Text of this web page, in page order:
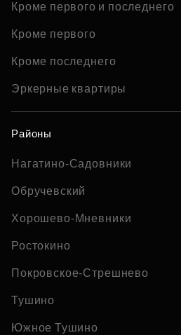
Кроме первого и последнего
Кроме первого
Кроме последнего
Эркерные квартиры
Районы
Нагатино-Садовники
Обручевский
Хорошево-Мневники
Ростокино
Покровское-Стрешнево
Тушино
Южное Тушино